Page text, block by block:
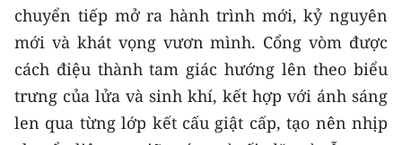
Đồng bằng sông Cửu Long
Chuyên trang Hà Nội
Chuyên trang TP. Hồ Chí Minh
CHUYÊN ĐỀ
chuyển tiếp mở ra hành trình mới, kỷ nguyên
mới và khát vọng vươn mình. Cổng vòm được
cách điệu thành tam giác hướng lên theo biểu
trưng của lửa và sinh khí, kết hợp với ánh sáng
len qua từng lớp kết cấu giật cấp, tạo nên nhịp